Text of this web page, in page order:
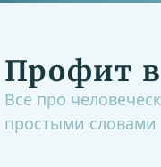
Профит
Все про
простыми словами